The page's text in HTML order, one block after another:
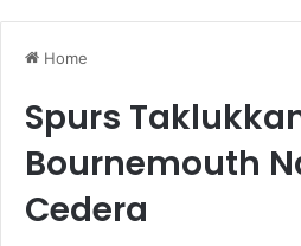
Home
Spurs
Bournemouth
Cedera